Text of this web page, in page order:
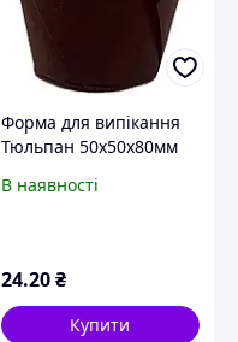
Форма для випікання
Тюльпан 50х50х80мм
шт.
В наявності
24.20₴
Купити